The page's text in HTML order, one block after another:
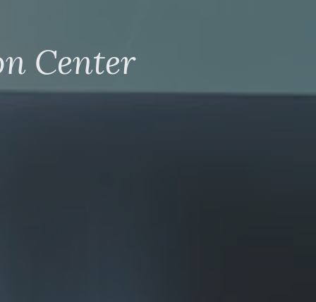
Center